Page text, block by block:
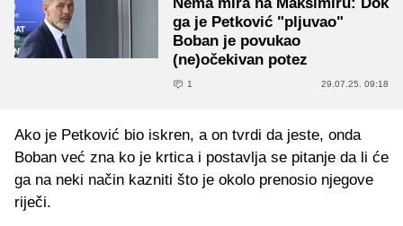
ga je Petković "pljuvao"
Boban je povukao
(ne)očekivan potez
1 29.07.25. 09:18
Ako je Petković bio iskren, a on tvrdi da jeste, onda
Boban već zna ko je krtica i postavlja se pitanje da li će
ga na neki način kazniti što je okolo prenosio njegove
riječi.